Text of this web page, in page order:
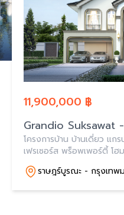
11,900,000 ฿
Grandio Suksawat
โครงการบ้าน บ้านเดี่ยว แก
เฟรเซอร์ส พร็อพเพอร์ตี้ โฮม
ราษฎร์บูรณะ - กรุงเทพ